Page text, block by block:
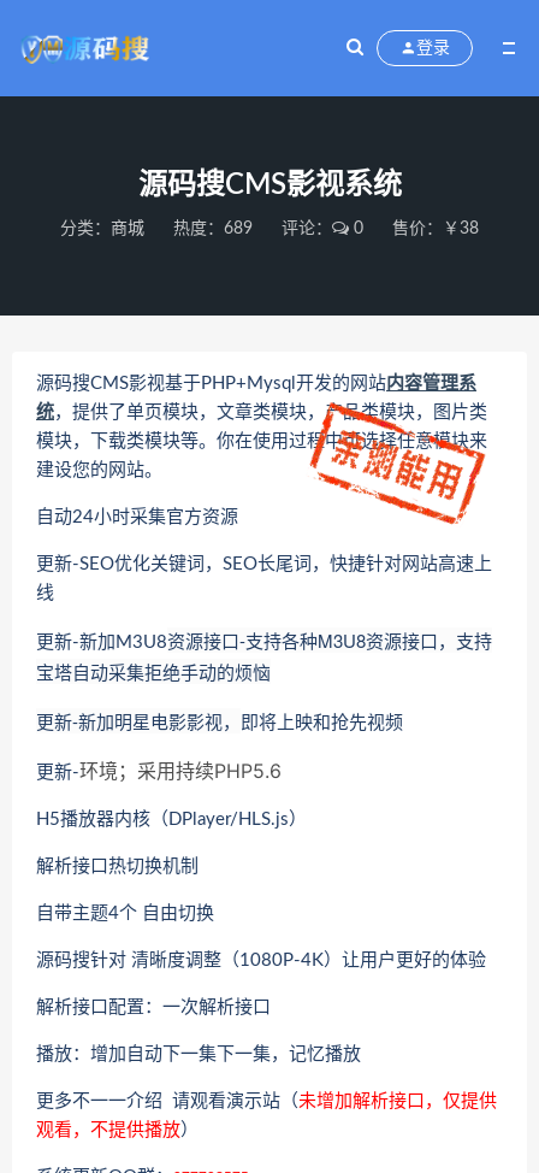
登录
源码搜CMS影视系统
分类： 商城 热度：689 评论： 0 售价：￥38
源码搜CMS影视基于PHP+Mysql开发的网站 内容管理系
统，提供了单页模块，文章类模块，产品类模块，图片类
模块，下载类模块等。你在使用过程中可选择任意模块来
建设您的网站。
自动24小时采集官方资源
更新-SEO优化关键词，SEO长尾词，快捷针对网站高速上
线
更新-新加M3U8资源接口-支持各种M3U8资源接口，支持
宝塔自动采集拒绝手动的烦恼
更新-新加明星电影影视，
即将上映和抢先视频
更新-环境；采用持续PHP5.6
H5播放器内核（DPlayer/HLS.js）
解析接口热切换机制
自带主题4个 自由切换
源码搜针对 清晰度调整（1080P-4K）让用户更好的体验
解析接口配置：一次解析接口
播放：增加自动下一集下一集，记忆播放
更多不一一介绍 请观看演示站（未增加解析接口，仅提供
观看，不提供播放）